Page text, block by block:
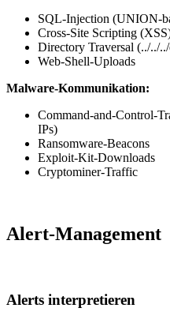
SQL-Injection (UNION-
Cross-Site Scripting
Directory Traversal (../../
Web-Shell-Uploads
Malware-Kommunikation:
Command-and-Control-
IPs)
Ransomware-Beacons
Exploit-Kit-Downloads
Cryptominer-Traffic
Alert-Management
Alerts interpretieren